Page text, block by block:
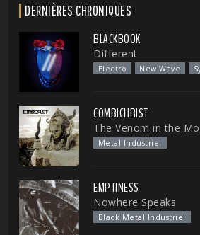
DERNIÈRES CHRONIQUES
BLACKBOOK
Different
Electro New Wave
COMBICHRIST
The Venom in the
Metal Industriel
EMPTINESS
Nowhere Speaks
Black Metal Industriel